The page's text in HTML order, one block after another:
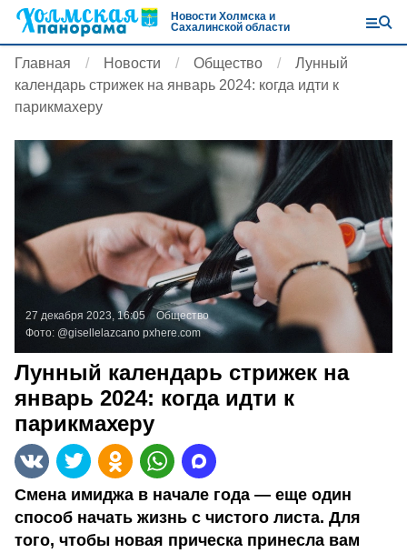
Новости Холмска и
Сахалинской области
Главная Новости Общество
Лунный
календарь стрижек на январь 2024: когда идти к
парикмахеру
27 декабря 2023, 16:05
Общество
Фото: @gisellelazcano pxhere.com
Лунный календарь стрижек на
январь 2024: когда идти к
парикмахеру
Смена имиджа в начале года — еще один
способ начать жизнь с чистого листа. Для
того, чтобы новая прическа принесла вам